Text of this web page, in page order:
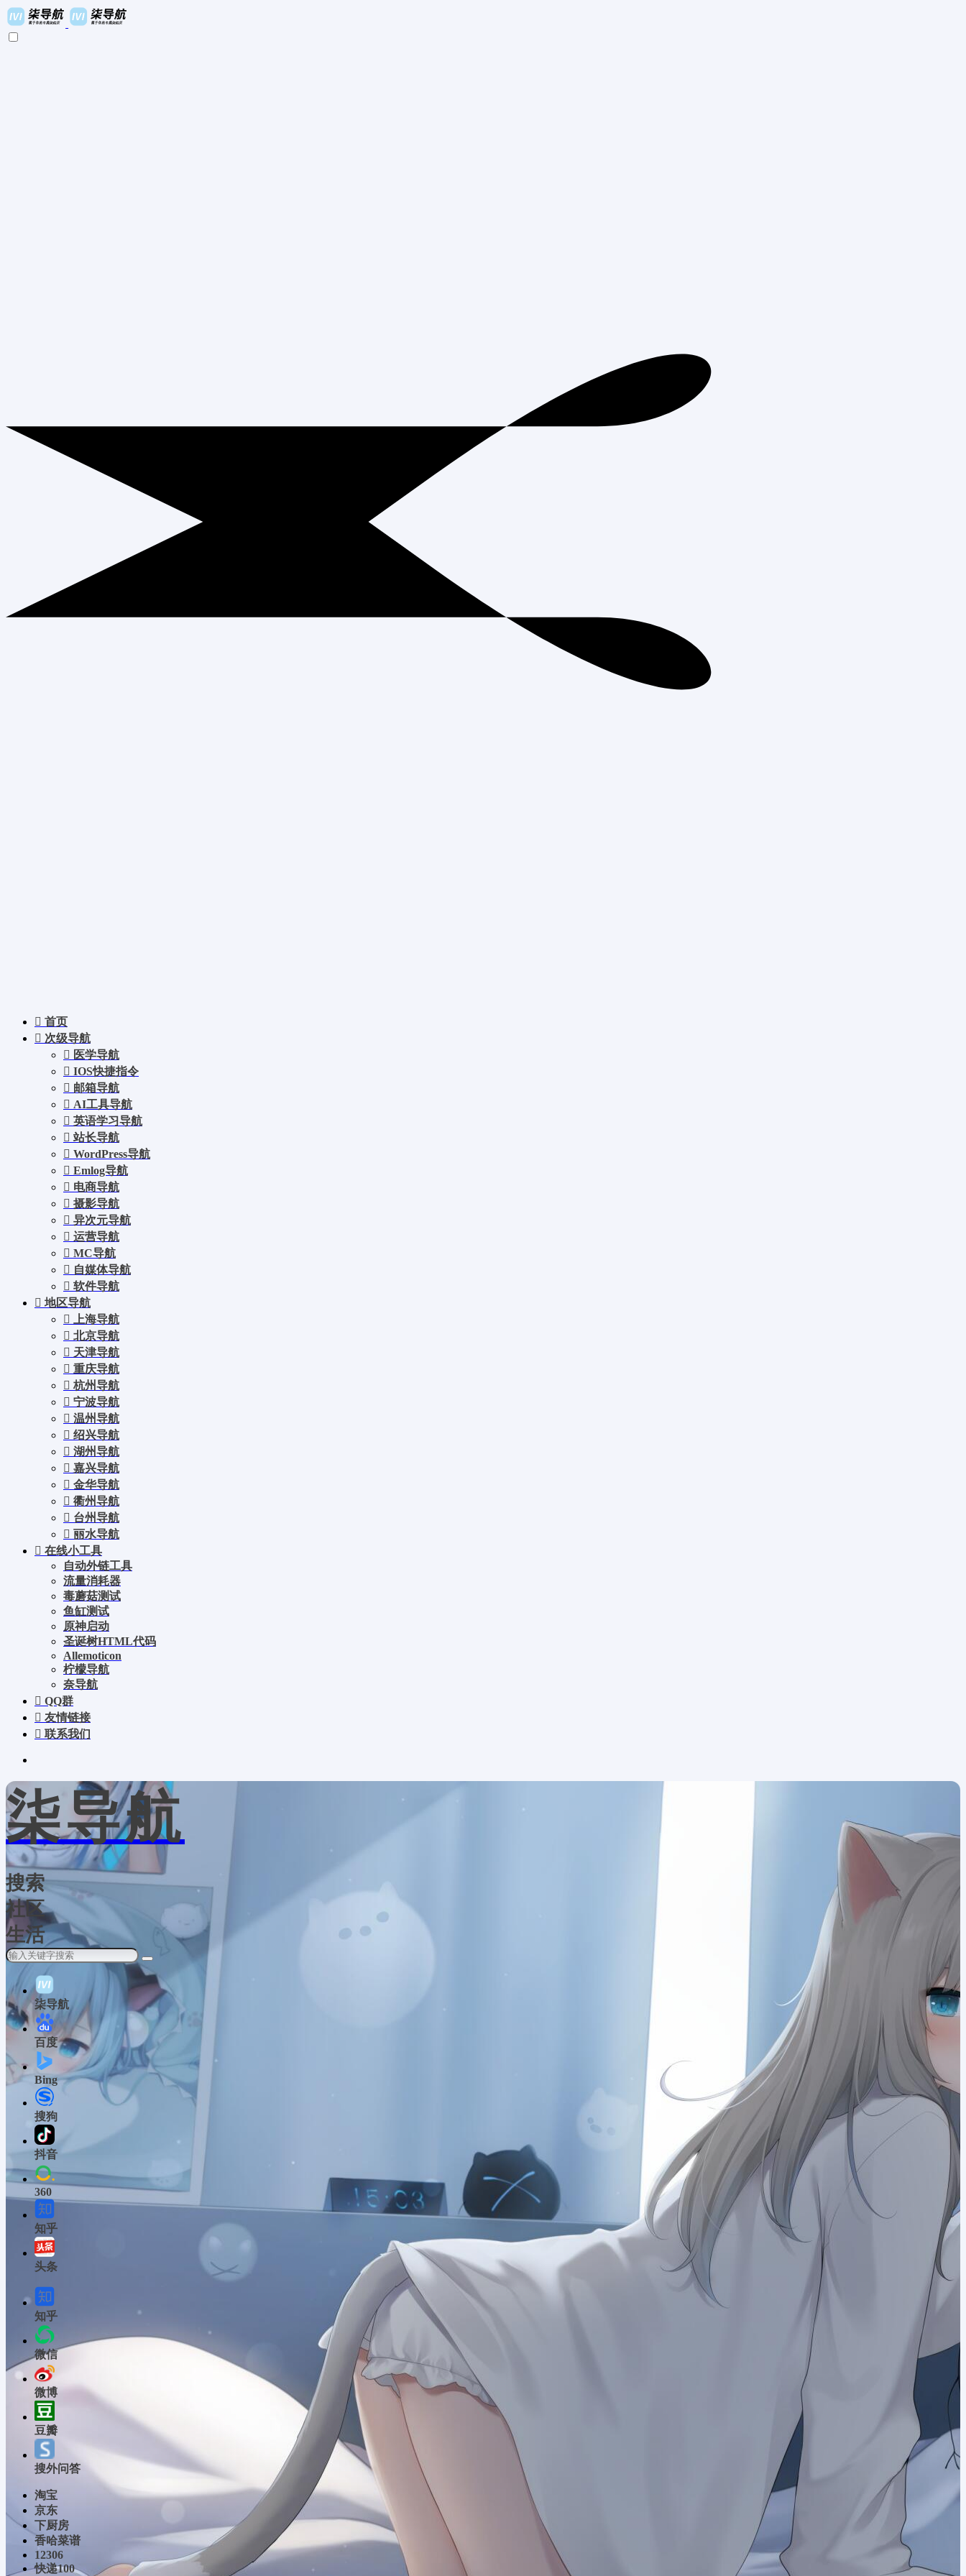
首页
次级导航
医学导航
IOS快捷指令
邮箱导航
AI工具导航
英语学习导航
站长导航
WordPress导航
Emlog导航
电商导航
摄影导航
异次元导航
运营导航
MC导航
自媒体导航
软件导航
地区导航
上海导航
北京导航
天津导航
重庆导航
杭州导航
宁波导航
温州导航
绍兴导航
湖州导航
嘉兴导航
金华导航
衢州导航
台州导航
丽水导航
在线小工具
自动外链工具
流量消耗器
毒蘑菇测试
鱼缸测试
原神启动
圣诞树HTML代码
Allemoticon
柠檬导航
奈导航
QQ群
友情链接
联系我们
柒导航
搜索
社区
生活
柒导航
百度
Bing
搜狗
抖音
360
知乎
头条
知乎
微信
微博
豆瓣
搜外问答
淘宝
京东
下厨房
香哈菜谱
12306
快递100